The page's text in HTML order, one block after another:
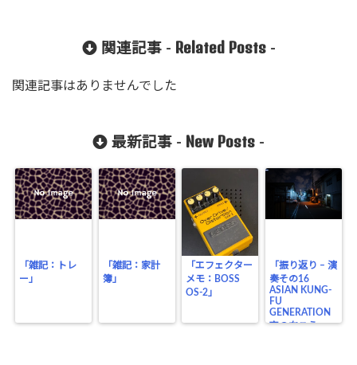
関連記事 - Related Posts-
関連記事はありませんでした
最新記事 - New Posts -
「雑記：トレ
ー」
「雑記：家計
簿」
「エフェクター
メモ：BOSS
OS-2」
「振り返り – 演
奏その16
ASIAN KUNG-
FU
GENERATION
夜の向こう」